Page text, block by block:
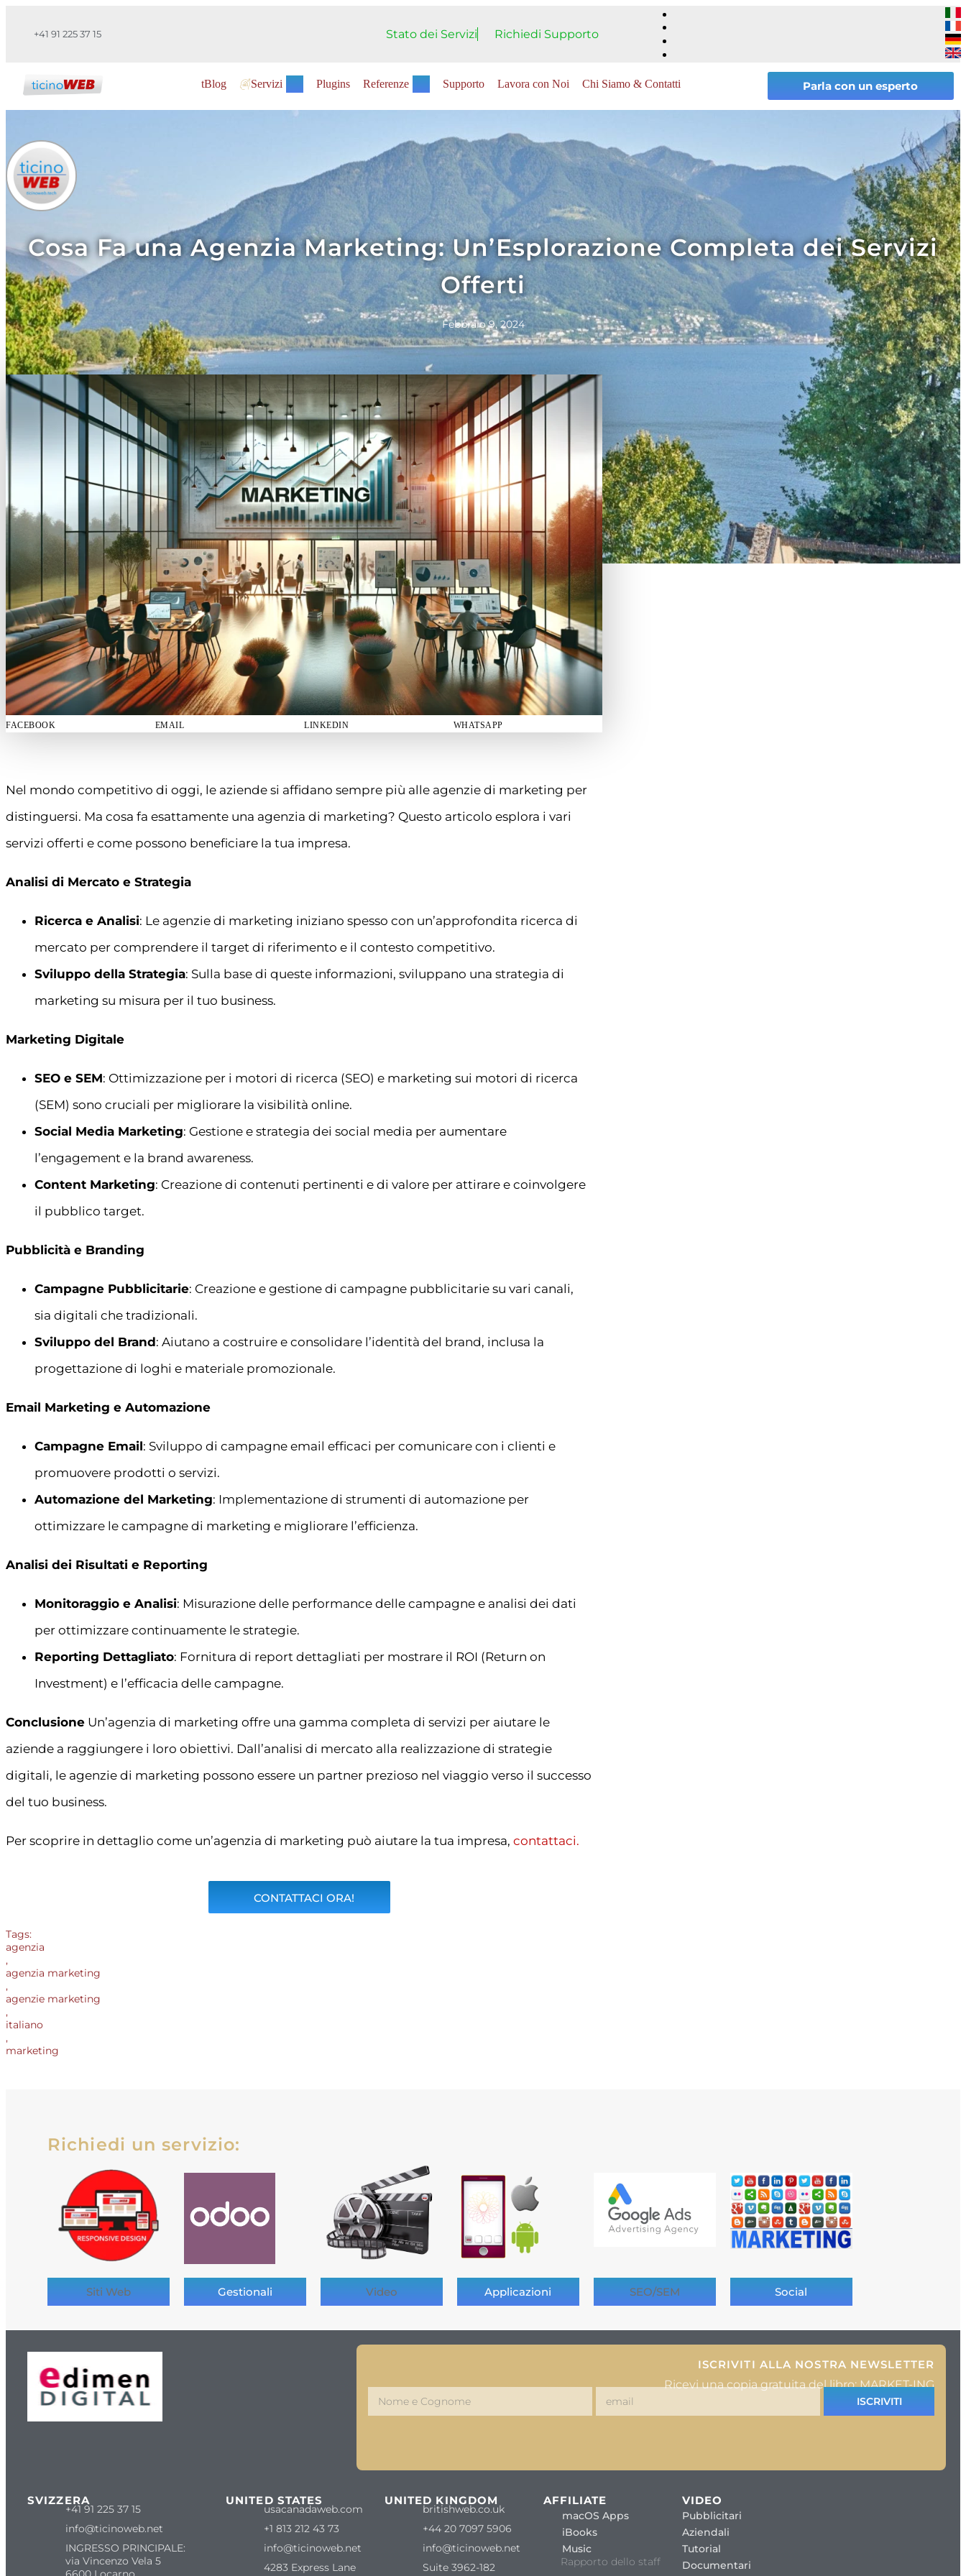
+41 91 225 37 15 Stato dei Servizi Richiedi Supporto
tBlog Servizi Plugins Referenze Supporto Lavora con Noi Chi Siamo & Contatti Parla con un esperto
Cosa Fa una Agenzia Marketing: Un’Esplorazione Completa dei Servizi
Offerti
Febbraio 9, 2024
FACEBOOK EMAIL LINKEDIN WHATSAPP
Nel mondo competitivo di oggi, le aziende si affidano sempre più alle agenzie di marketing per
distinguersi. Ma cosa fa esattamente una agenzia di marketing? Questo articolo esplora i vari
servizi offerti e come possono beneficiare la tua impresa.
Analisi di Mercato e Strategia
Ricerca e Analisi: Le agenzie di marketing iniziano spesso con un’approfondita ricerca di
mercato per comprendere il target di riferimento e il contesto competitivo.
Sviluppo della Strategia: Sulla base di queste informazioni, sviluppano una strategia di
marketing su misura per il tuo business.
Marketing Digitale
SEO e SEM: Ottimizzazione per i motori di ricerca (SEO) e marketing sui motori di ricerca
(SEM) sono cruciali per migliorare la visibilità online.
Social Media Marketing: Gestione e strategia dei social media per aumentare
l’engagement e la brand awareness.
Content Marketing: Creazione di contenuti pertinenti e di valore per attirare e coinvolgere
il pubblico target.
Pubblicità e Branding
Campagne Pubblicitarie: Creazione e gestione di campagne pubblicitarie su vari canali,
sia digitali che tradizionali.
Sviluppo del Brand: Aiutano a costruire e consolidare l’identità del brand, inclusa la
progettazione di loghi e materiale promozionale.
Email Marketing e Automazione
Campagne Email: Sviluppo di campagne email efficaci per comunicare con i clienti e
promuovere prodotti o servizi.
Automazione del Marketing: Implementazione di strumenti di automazione per
ottimizzare le campagne di marketing e migliorare l’efficienza.
Analisi dei Risultati e Reporting
Monitoraggio e Analisi: Misurazione delle performance delle campagne e analisi dei dati
per ottimizzare continuamente le strategie.
Reporting Dettagliato: Fornitura di report dettagliati per mostrare il ROI (Return on
Investment) e l’efficacia delle campagne.
Conclusione Un’agenzia di marketing offre una gamma completa di servizi per aiutare le
aziende a raggiungere i loro obiettivi. Dall’analisi di mercato alla realizzazione di strategie
digitali, le agenzie di marketing possono essere un partner prezioso nel viaggio verso il successo
del tuo business.
Per scoprire in dettaglio come un’agenzia di marketing può aiutare la tua impresa, contattaci.
CONTATTACI ORA!
Tags:
agenzia
,
agenzia marketing
,
agenzie marketing
,
italiano
,
marketing
Richiedi un servizio:
Siti Web Gestionali Video Applicazioni SEO/SEM Social
ISCRIVITI ALLA NOSTRA NEWSLETTER
Ricevi una copia gratuita del libro: MARKET-ING
ISCRIVITI
SVIZZERA
+41 91 225 37 15
info@ticinoweb.net
INGRESSO PRINCIPALE:
via Vincenzo Vela 5
UNITED STATES
usacanadaweb.com
+1 813 212 43 73
info@ticinoweb.net
4283 Express Lane
UNITED KINGDOM
britishweb.co.uk
+44 20 7097 5906
info@ticinoweb.net
Suite 3962-182
AFFILIATE
macOS Apps
iBooks
Music
Rapporto dello staff
VIDEO
Pubblicitari
Aziendali
Tutorial
Documentari